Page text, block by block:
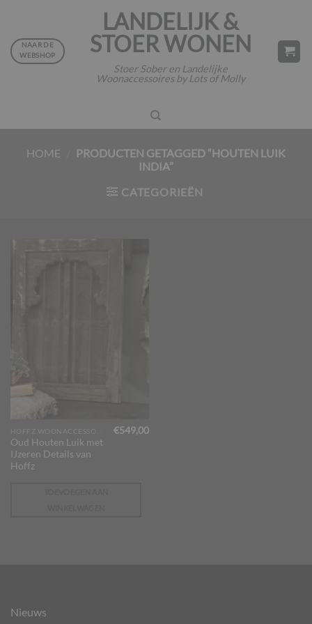
inhoud
LANDELIJK &
STOER WONEN
Stoer Sober en Landelijke
Woonaccessoires by Lots of Molly
NAAR DE
WEBSHOP
HOME
PRODUCTEN GETAGGED “HOUTEN LUIK
INDIA”
CATEGORIEËN
Oud Houten Luik met
IJzeren Details van
Hoffz
€549,00
Nieuws